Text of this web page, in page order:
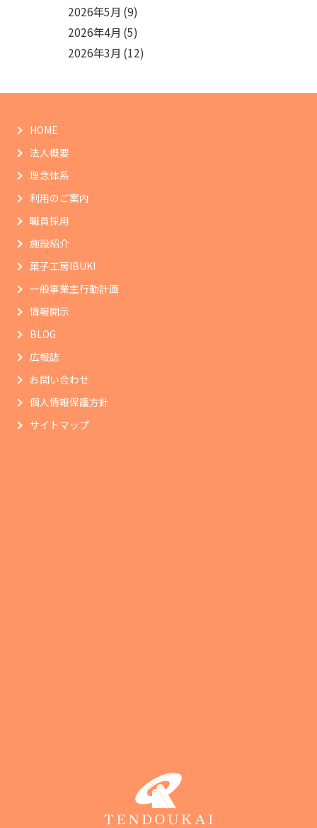
2026年5月 (9)
2026年4月 (5)
2026年3月 (12)
HOME
法人概要
理念体系
利用のご案内
職員採用
施設紹介
菓子工房IBUKI
一般事業主行動計画
情報開示
BLOG
広報誌
お問い合わせ
個人情報保護方針
サイトマップ